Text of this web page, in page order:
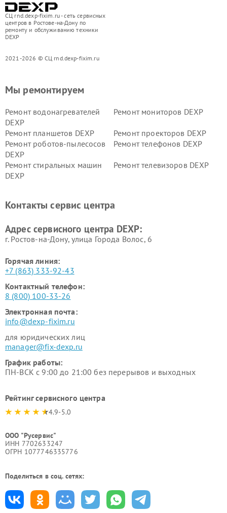
СЦ rnd.dexp-fixim.ru - сеть сервисных
центров в Ростове-на-Дону по
ремонту и обслуживанию техники
DEXP
2021-2026 © СЦ rnd.dexp-fixim.ru
Мы ремонтируем
Ремонт водонагревателей
DEXP
Ремонт мониторов DEXP
Ремонт планшетов DEXP
Ремонт проекторов DEXP
Ремонт роботов-пылесосов
DEXP
Ремонт телефонов DEXP
Ремонт стиральных машин
DEXP
Ремонт телевизоров DEXP
Ремонт серверов DEXP
Ремонт мини пк DEXP
Контакты сервис центра
Адрес сервисного центра DEXP:
г. Ростов-на-Дону, улица Города Волос, 6
Горячая линия:
+7 (863) 333-92-43
Контактный телефон:
8 (800) 100-33-26
Электронная почта:
info@dexp-fixim.ru
для юридических лиц
manager@fix-dexp.ru
График работы:
ПН-ВСК с 9:00 до 21:00 без перерывов и выходных
Рейтинг сервисного центра
4.9-5.0
ООО "Русервис"
ИНН 7702633247
ОГРН 1077746335776
Поделиться в соц. сетях: